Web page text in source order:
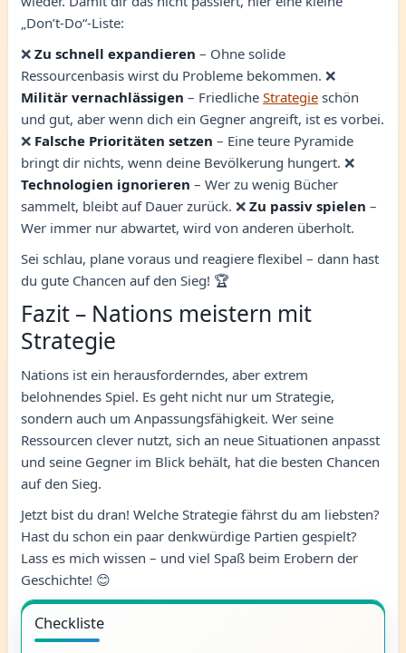
„Don’t-Do“-Liste:
❌ Zu schnell expandieren – Ohne solide
Ressourcenbasis wirst du Probleme bekommen. ❌
Militär vernachlässigen – Friedliche Strategie schön
und gut, aber wenn dich ein Gegner angreift, ist es vorbei.
❌ Falsche Prioritäten setzen – Eine teure Pyramide
bringt dir nichts, wenn deine Bevölkerung hungert. ❌
Technologien ignorieren – Wer zu wenig Bücher
sammelt, bleibt auf Dauer zurück. ❌ Zu passiv spielen –
Wer immer nur abwartet, wird von anderen überholt.
Sei schlau, plane voraus und reagiere flexibel – dann hast
du gute Chancen auf den Sieg! 🏆
Fazit – Nations meistern mit
Strategie
Nations ist ein herausforderndes, aber extrem
belohnendes Spiel. Es geht nicht nur um Strategie,
sondern auch um Anpassungsfähigkeit. Wer seine
Ressourcen clever nutzt, sich an neue Situationen anpasst
und seine Gegner im Blick behält, hat die besten Chancen
auf den Sieg.
Jetzt bist du dran! Welche Strategie fährst du am liebsten?
Hast du schon ein paar denkwürdige Partien gespielt?
Lass es mich wissen – und viel Spaß beim Erobern der
Geschichte! 😊
Checkliste